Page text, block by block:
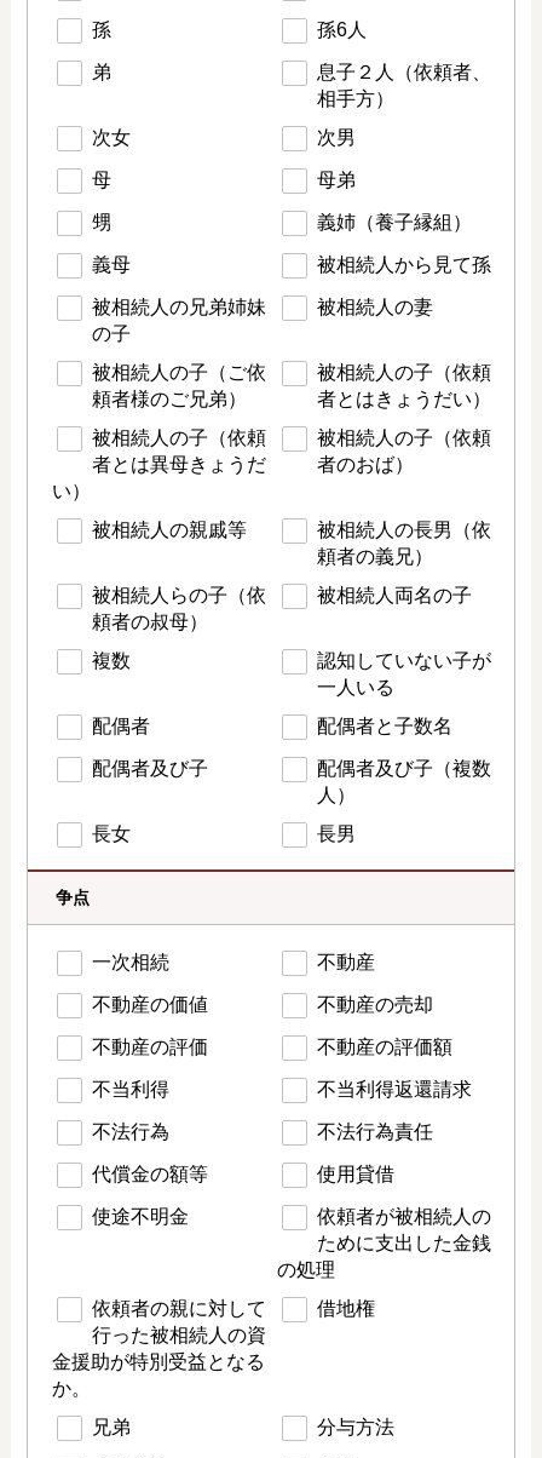
孫 孫6人
弟
息子２人（依頼者、
相手方）
次女
次男
母 母弟
甥 義姉（養子縁組）
義母 被相続人から見て孫
被相続人の兄弟姉妹
の子
被相続人の妻
被相続人の子（ご依
頼者様のご兄弟）
被相続人の子（依頼
者とはきょうだい）
被相続人の子（依頼
者とは異母きょうだ
い）
被相続人の子（依頼
者のおば）
被相続人の親戚等
被相続人の長男（依
頼者の義兄）
被相続人らの子（依
頼者の叔母）
被相続人両名の子
複数
認知していない子が
一人いる
配偶者
配偶者と子数名
配偶者及び子
配偶者及び子（複数
人）
長女
長男
争点
一次相続 不動産
不動産の価値 不動産の売却
不動産の評価 不動産の評価額
不当利得 不当利得返還請求
不法行為 不法行為責任
代償金の額等 使用貸借
使途不明金
依頼者が被相続人の
ために支出した金銭
の処理
依頼者の親に対して
行った被相続人の資
金援助が特別受益となる
か。
借地権
兄弟 分与方法